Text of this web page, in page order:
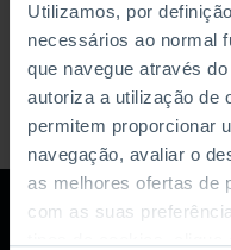
Utilizamos, por
necessários ao normal
que navegue através
autoriza a utilização de
permitem proporcionar
navegação, avaliar o
as melhores ofertas de
com as suas